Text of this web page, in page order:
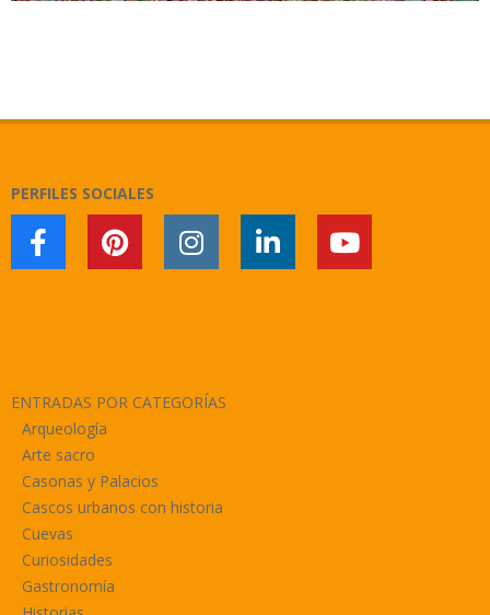
PERFILES SOCIALES
ENTRADAS POR CATEGORÍAS
Arqueología
Arte sacro
Casonas y Palacios
Cascos urbanos con historia
Cuevas
Curiosidades
Gastronomía